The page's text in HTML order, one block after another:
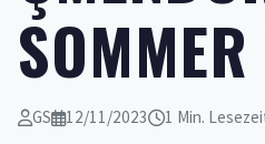
GS 12/11/2023 1 Min.